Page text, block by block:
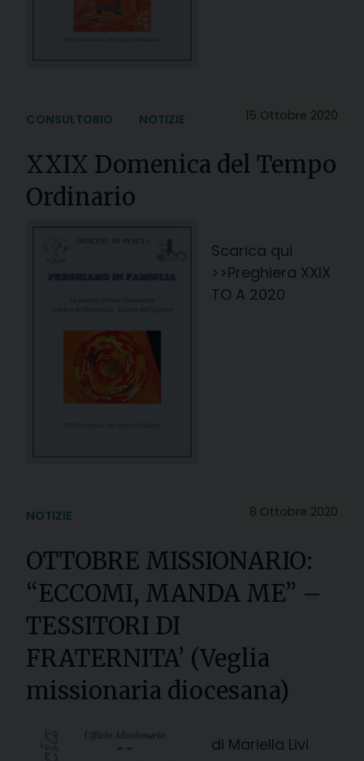
15 Ottobre 2020
CONSULTORIO NOTIZIE
XXIX Domenica del Tempo
Ordinario
Scarica qui
>>Preghiera XXIX
TO A 2020
8 Ottobre 2020
NOTIZIE
OTTOBRE MISSIONARIO:
“ECCOMI, MANDA ME” –
TESSITORI DI
FRATERNITA’ (Veglia
missionaria diocesana)
di Mariella Livi